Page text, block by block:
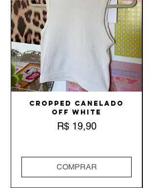
Cropped Canelado
Off White
Preço
R$ 19,90
COMPRAR